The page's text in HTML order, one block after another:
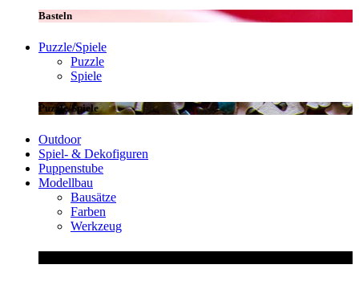
Basteln
Puzzle/Spiele
Puzzle
Spiele
Puzzle/Spiele
Outdoor
Spiel- & Dekofiguren
Puppenstube
Modellbau
Bausätze
Farben
Werkzeug